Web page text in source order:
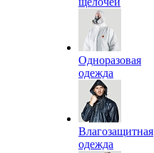
Одноразовая
одежда
Влагозащитная
одежда